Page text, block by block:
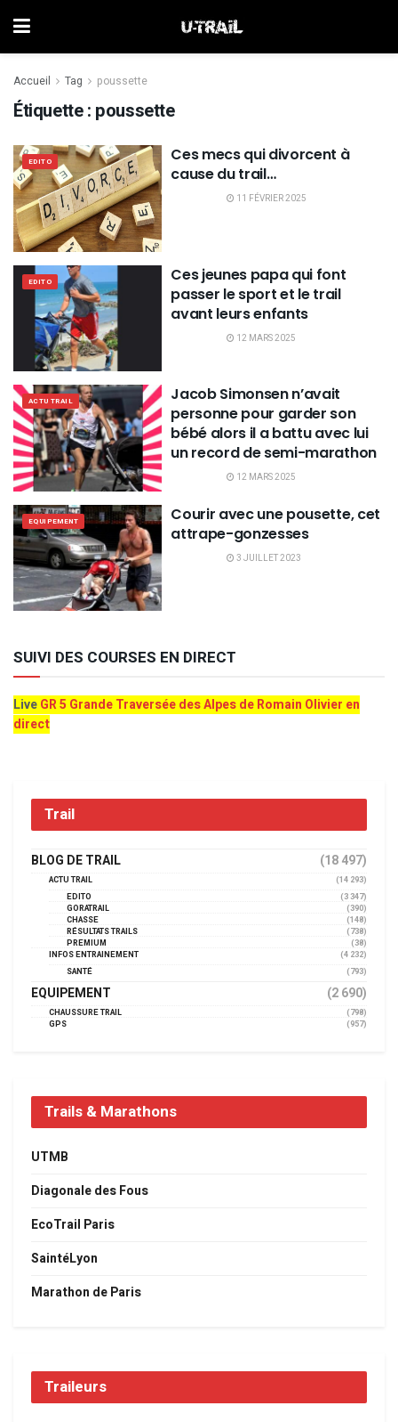
Accueil Tag poussette
Étiquette : poussette
EDITO
Ces mecs qui divorcent à
cause du trail…
11 FÉVRIER 2025
EDITO
Ces jeunes papa qui font
passer le sport et le trail
avant leurs enfants
12 MARS 2025
ACTU TRAIL
Jacob Simonsen n’avait
personne pour garder son
bébé alors il a battu avec lui
un record de semi-marathon
12 MARS 2025
EQUIPEMENT
Courir avec une pousette, cet
attrape-gonzesses
3 JUILLET 2023
SUIVI DES COURSES EN DIRECT
LiveGR 5 Grande Traversée des Alpes de Romain Olivier en
direct
Trail
BLOG DE TRAIL (18 497)
ACTU TRAIL
(14 293)
EDITO
(3 347)
GORATRAIL
(390)
CHASSE
(148)
RÉSULTATS TRAILS
(738)
PREMIUM
(38)
INFOS ENTRAINEMENT
(4 232)
SANTÉ
(793)
EQUIPEMENT (2 690)
CHAUSSURE TRAIL
(798)
GPS
(957)
Trails & Marathons
UTMB
Diagonale des Fous
EcoTrail Paris
SaintéLyon
Marathon de Paris
Traileurs